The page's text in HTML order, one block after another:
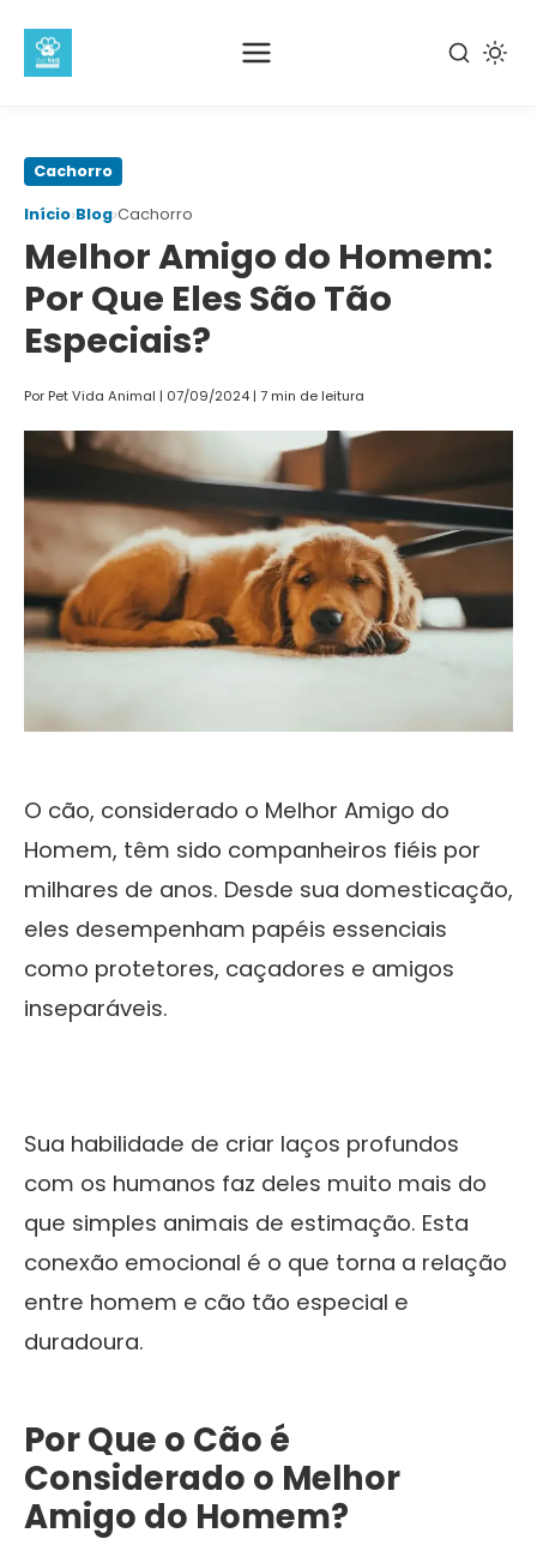
Pular
conteúdo
principal
Cachorro
Início›Blog›Cachorro
Melhor Amigo do Homem:
Por Que Eles São Tão
Especiais?
Por Pet Vida Animal | 07/09/2024 | 7 min de leitura
O cão, considerado o Melhor Amigo do
Homem, têm sido companheiros fiéis por
milhares de anos. Desde sua domesticação,
eles desempenham papéis essenciais
como protetores, caçadores e amigos
inseparáveis.
Sua habilidade de criar laços profundos
com os humanos faz deles muito mais do
que simples animais de estimação. Esta
conexão emocional é o que torna a relação
entre homem e cão tão especial e
duradoura.
Por Que o Cão é
Considerado o Melhor
Amigo do Homem?